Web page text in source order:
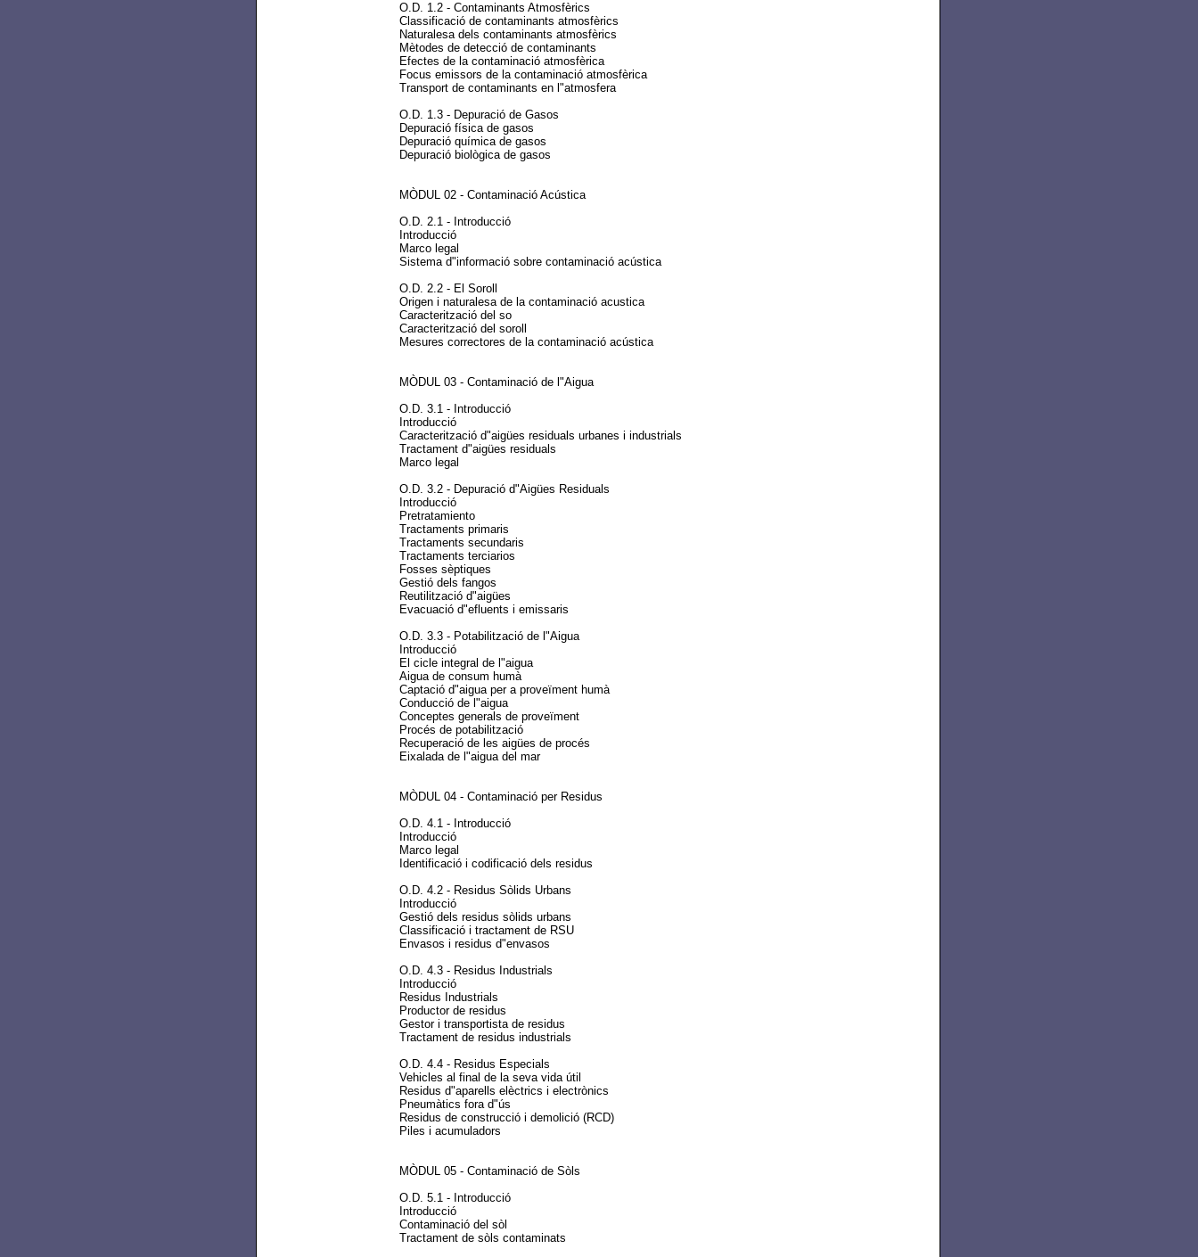
O.D. 1.2 - Contaminants Atmosfèrics
Classificació de contaminants atmosfèrics
Naturalesa dels contaminants atmosfèrics
Mètodes de detecció de contaminants
Efectes de la contaminació atmosfèrica
Focus emissors de la contaminació atmosfèrica
Transport de contaminants en l"atmosfera
O.D. 1.3 - Depuració de Gasos
Depuració física de gasos
Depuració química de gasos
Depuració biològica de gasos
MÒDUL 02 - Contaminació Acústica
O.D. 2.1 - Introducció
Introducció
Marco legal
Sistema d"informació sobre contaminació acústica
O.D. 2.2 - El Soroll
Origen i naturalesa de la contaminació acustica
Caracterització del so
Caracterització del soroll
Mesures correctores de la contaminació acústica
MÒDUL 03 - Contaminació de l"Aigua
O.D. 3.1 - Introducció
Introducció
Caracterització d"aigües residuals urbanes i industrials
Tractament d"aigües residuals
Marco legal
O.D. 3.2 - Depuració d"Aigües Residuals
Introducció
Pretratamiento
Tractaments primaris
Tractaments secundaris
Tractaments terciarios
Fosses sèptiques
Gestió dels fangos
Reutilització d"aigües
Evacuació d"efluents i emissaris
O.D. 3.3 - Potabilització de l"Aigua
Introducció
El cicle integral de l"aigua
Aigua de consum humà
Captació d"aigua per a proveïment humà
Conducció de l"aigua
Conceptes generals de proveïment
Procés de potabilització
Recuperació de les aigües de procés
Eixalada de l"aigua del mar
MÒDUL 04 - Contaminació per Residus
O.D. 4.1 - Introducció
Introducció
Marco legal
Identificació i codificació dels residus
O.D. 4.2 - Residus Sòlids Urbans
Introducció
Gestió dels residus sòlids urbans
Classificació i tractament de RSU
Envasos i residus d"envasos
O.D. 4.3 - Residus Industrials
Introducció
Residus Industrials
Productor de residus
Gestor i transportista de residus
Tractament de residus industrials
O.D. 4.4 - Residus Especials
Vehicles al final de la seva vida útil
Residus d"aparells elèctrics i electrònics
Pneumàtics fora d"ús
Residus de construcció i demolició (RCD)
Piles i acumuladors
MÒDUL 05 - Contaminació de Sòls
O.D. 5.1 - Introducció
Introducció
Contaminació del sòl
Tractament de sòls contaminats